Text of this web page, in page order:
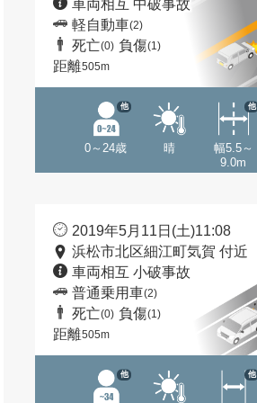
車両相互 中破事故
軽自動車(2)
死亡(0) 負傷(1)
距離505m
0～24歳
他
晴
幅5.5～
9.0m
他
2019年5月11日(土)11:08
浜松市北区細江町気賀 付近
車両相互 小破事故
普通乗用車(2)
死亡(0) 負傷(1)
距離505m
他 他